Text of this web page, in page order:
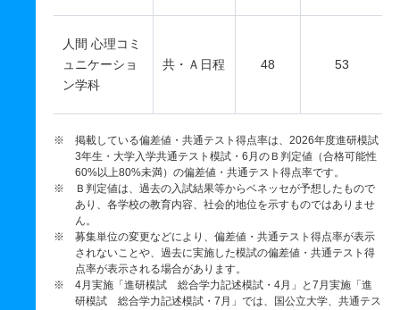
人間 心理コミ
ュニケーショ
ン学科
共・Ａ日程 48 53
※ 掲載している偏差値・共通テスト得点率は、2026年度進研模試
3年生・大学入学共通テスト模試・6月のＢ判定値（合格可能性
60%以上80%未満）の偏差値・共通テスト得点率です。
※ Ｂ判定値は、過去の入試結果等からベネッセが予想したもので
あり、各学校の教育内容、社会的地位を示すものではありませ
ん。
※ 募集単位の変更などにより、偏差値・共通テスト得点率が表示
されないことや、過去に実施した模試の偏差値・共通テスト得
点率が表示される場合があります。
※ 4月実施「進研模試 総合学力記述模試・4月」と7月実施「進
研模試 総合学力記述模試・7月」では、国公立大学、共通テス